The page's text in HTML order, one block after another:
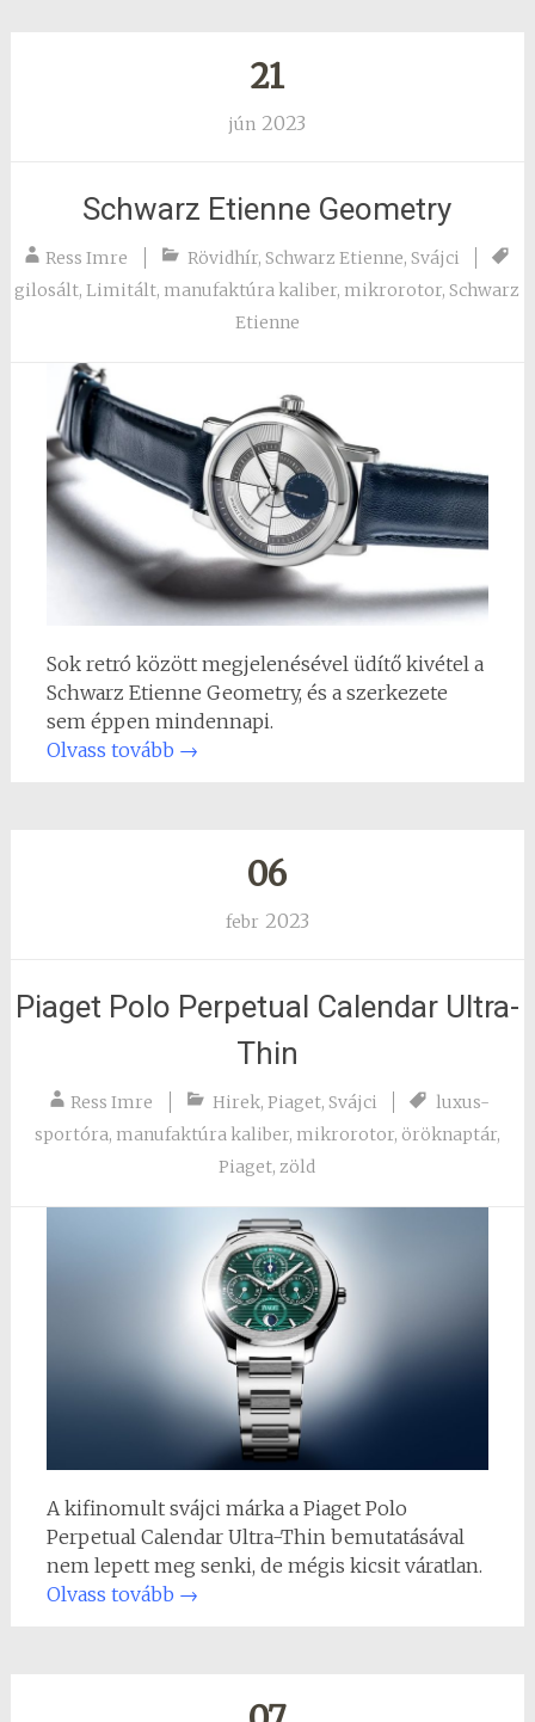
21
jún 2023
Schwarz Etienne Geometry
Ress Imre Rövidhír,Schwarz Etienne,Svájci
gilosált,Limitált, manufaktúra kaliber, mikrorotor,Schwarz
Etienne
Sok retró között megjelenésével üdítő kivétel a
Schwarz Etienne Geometry, és a szerkezete
sem éppen mindennapi.
Olvass tovább →
06
febr 2023
Piaget Polo Perpetual Calendar Ultra-
Thin
Ress Imre Hirek,Piaget,Svájci
luxus-
sportóra, manufaktúra kaliber, mikrorotor, öröknaptár,
Piaget,zöld
A kifinomult svájci márka a Piaget Polo
Perpetual Calendar Ultra-Thin bemutatásával
nem lepett meg senki, de mégis kicsit váratlan.
Olvass tovább →